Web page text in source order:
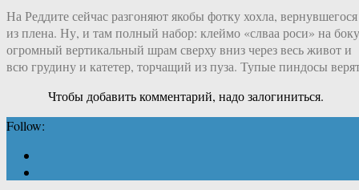
На Реддите сейчас разгоняют якобы фотку хохла, вернувшегося
из плена. Ну, и там полный набор: клеймо «слваа роси» на
огромный вертикальный шрам сверху вниз через весь живот и
всю грудину и катетер, торчащий из пуза. Тупые пиндосы
Чтобы добавить комментарий, надо залогиниться.
Follow: